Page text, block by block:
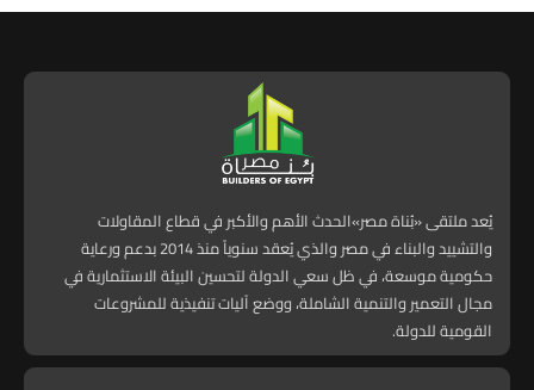
يُعد ملتقى «بُناة مصر»الحدث الأهم والأكبر في قطاع المقاولات
والتشييد والبناء في مصر والذي يُعقد سنوياً منذ 2014 بدعم ورعاية
حكومية موسعة، في ظل سعي الدولة لتحسين البيئة الاستثمارية في
مجال التعمير والتنمية الشاملة، ووضع آليات تنفيذية للمشروعات
القومية للدولة.